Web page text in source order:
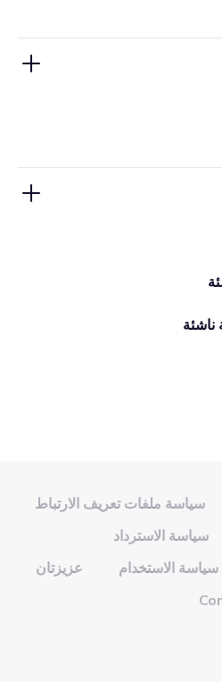
سياسة ملفات تعريف الارتباط
سياسة الاسترداد
سياسة الاستخدام
عزيزتان